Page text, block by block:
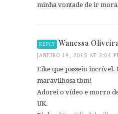
minha vontade de ir
REPLY Wanessa
JANEIRO 19, 2015 AT 2:04
Eike que passeio incrível.
maravilhosa tbm!
Adorei o vídeo e morro
UK.